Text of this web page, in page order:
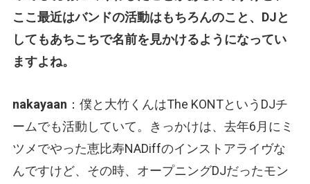
ここ最近はバンドの活動はもちろんのこと、DJと
してもあちこちで名前を見かけるようになってい
ますよね。
nakayaan ：僕と大竹くんはThe KONTというDJチ
ームでも活動していて。きっかけは、去年6月にミ
ツメでやった恵比寿NADiffのインストアライヴな
んですけど、その時、オープニングDJだったモン